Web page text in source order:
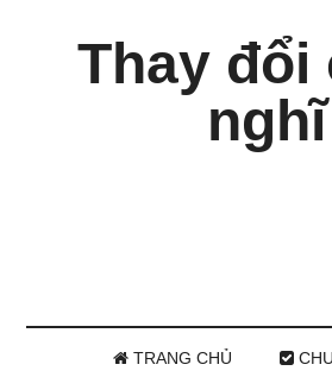
Thay đổi
nghĩ
TRANG CHỦ